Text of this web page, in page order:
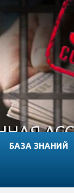
БАЗА ЗНАНИЙ